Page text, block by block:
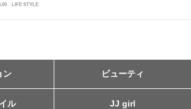
LIFE STYLE
ン ビューティ
ル JJ girl